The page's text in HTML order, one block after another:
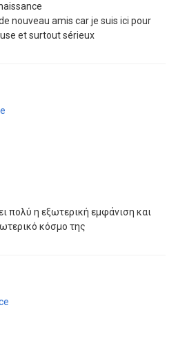
nouveau amis car je suis ici pour
et surtout sérieux
πολύ η εξωτερική εμφάνιση και
κόσμο της